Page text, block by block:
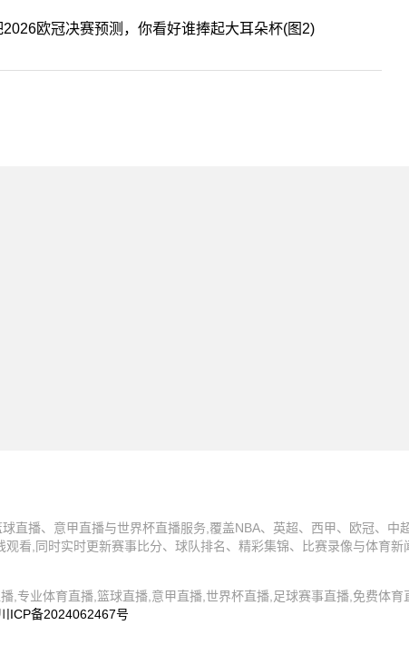
直播、意甲直播与世界杯直播服务,覆盖NBA、英超、西甲、欧冠、中
看,同时实时更新赛事比分、球队排名、精彩集锦、比赛录像与体育
,专业体育直播,篮球直播,意甲直播,世界杯直播,足球赛事直播,免费体育
ICP备2024062467号